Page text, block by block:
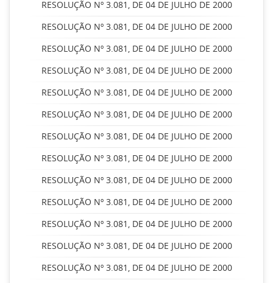
RESOLUÇÃO Nº 3.081, DE 04 DE JULHO DE 2000
RESOLUÇÃO Nº 3.081, DE 04 DE JULHO DE 2000
RESOLUÇÃO Nº 3.081, DE 04 DE JULHO DE 2000
RESOLUÇÃO Nº 3.081, DE 04 DE JULHO DE 2000
RESOLUÇÃO Nº 3.081, DE 04 DE JULHO DE 2000
RESOLUÇÃO Nº 3.081, DE 04 DE JULHO DE 2000
RESOLUÇÃO Nº 3.081, DE 04 DE JULHO DE 2000
RESOLUÇÃO Nº 3.081, DE 04 DE JULHO DE 2000
RESOLUÇÃO Nº 3.081, DE 04 DE JULHO DE 2000
RESOLUÇÃO Nº 3.081, DE 04 DE JULHO DE 2000
RESOLUÇÃO Nº 3.081, DE 04 DE JULHO DE 2000
RESOLUÇÃO Nº 3.081, DE 04 DE JULHO DE 2000
RESOLUÇÃO Nº 3.081, DE 04 DE JULHO DE 2000